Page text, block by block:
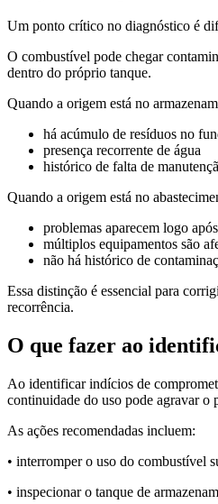
Um ponto crítico no diagnóstico é
O combustível pode chegar
dentro do próprio tanque.
Quando a origem está no
há acúmulo de resíduos no
presença recorrente de água
histórico de falta de
Quando a origem está no
problemas aparecem logo
múltiplos equipamentos são
não há histórico de
Essa distinção é essencial para
recorrência.
O que fazer ao
Ao identificar indícios de
continuidade do uso pode agravar o
As ações recomendadas incluem:
• interromper o uso do combustível
• inspecionar o tanque de